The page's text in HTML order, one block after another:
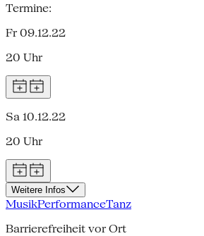
Termine:
Fr 09.12.22
20 Uhr
Sa 10.12.22
20 Uhr
Weitere Infos
MusikPerformanceTanz
Barrierefreiheit vor Ort